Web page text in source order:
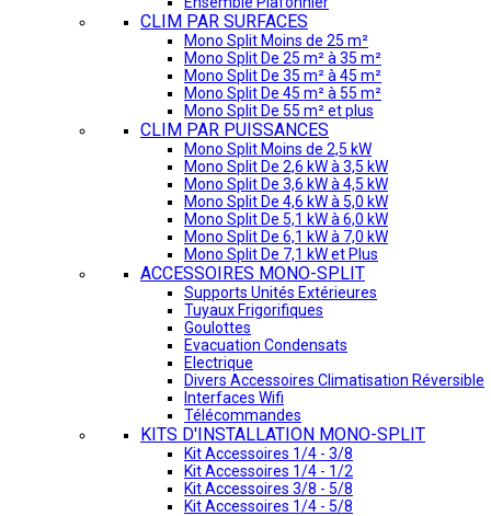
CLIM PAR SURFACES
Mono Split Moins de 25 m²
Mono Split De 25 m² à 35 m²
Mono Split De 35 m² à 45 m²
Mono Split De 45 m² à 55 m²
Mono Split De 55 m² et plus
CLIM PAR PUISSANCES
Mono Split Moins de 2,5 kW
Mono Split De 2,6 kW à 3,5 kW
Mono Split De 3,6 kW à 4,5 kW
Mono Split De 4,6 kW à 5,0 kW
Mono Split De 5,1 kW à 6,0 kW
Mono Split De 6,1 kW à 7,0 kW
Mono Split De 7,1 kW et Plus
ACCESSOIRES MONO-SPLIT
Supports Unités Extérieures
Tuyaux Frigorifiques
Goulottes
Evacuation Condensats
Electrique
Divers Accessoires Climatisation Réversible
Interfaces Wifi
Télécommandes
KITS D'INSTALLATION MONO-SPLIT
Kit Accessoires 1/4 - 3/8
Kit Accessoires 1/4 - 1/2
Kit Accessoires 3/8 - 5/8
Kit Accessoires 1/4 - 5/8